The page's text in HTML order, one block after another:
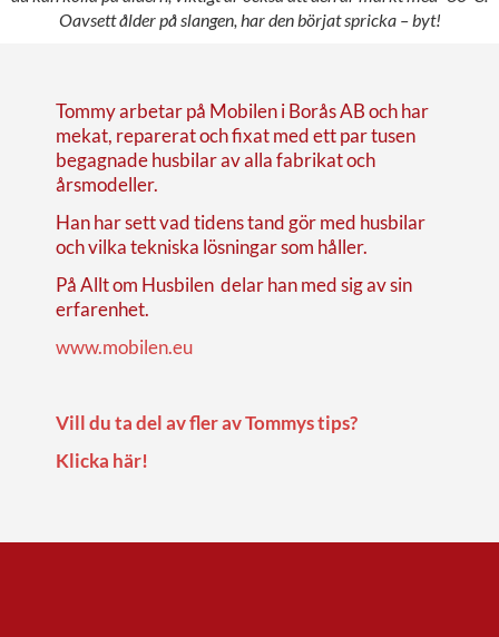
Oavsett ålder på slangen, har den börjat spricka – byt!
Tommy arbetar på Mobilen i Borås AB och har
mekat, reparerat och fixat med ett par tusen
begagnade husbilar av alla fabrikat och
årsmodeller.
Han har sett vad tidens tand gör med husbilar
och vilka tekniska lösningar som håller.
På Allt om Husbilen delar han med sig av sin
erfarenhet.
www.mobilen.eu
Vill du ta del av fler av Tommys tips?
Klicka här!